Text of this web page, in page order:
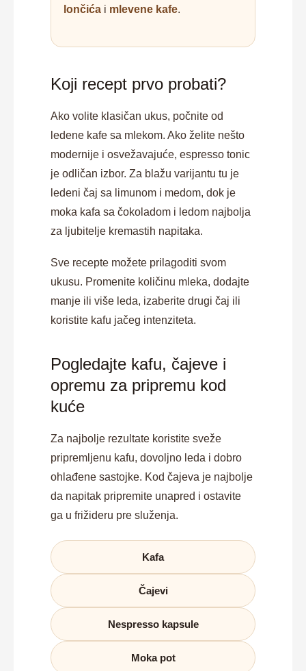
lončića i mlevene kafe.
Koji recept prvo probati?
Ako volite klasičan ukus, počnite od
ledene kafe sa mlekom. Ako želite nešto
modernije i osvežavajuće, espresso tonic
je odličan izbor. Za blažu varijantu tu je
ledeni čaj sa limunom i medom, dok je
moka kafa sa čokoladom i ledom najbolja
za ljubitelje kremastih napitaka.
Sve recepte možete prilagoditi svom
ukusu. Promenite količinu mleka, dodajte
manje ili više leda, izaberite drugi čaj ili
koristite kafu jačeg intenziteta.
Pogledajte kafu, čajeve i
opremu za pripremu kod
kuće
Za najbolje rezultate koristite sveže
pripremljenu kafu, dovoljno leda i dobro
ohlađene sastojke. Kod čajeva je najbolje
da napitak pripremite unapred i ostavite
ga u frižideru pre služenja.
Kafa
Čajevi
Nespresso kapsule
Moka pot